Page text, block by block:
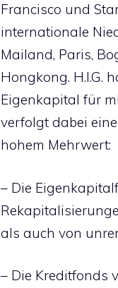
Francisco und
internationale
Mailand, Paris,
Hongkong. H.I.G.
Eigenkapital für
verfolgt dabei
hohem Mehrwert:
– Die
als auch von
– Die Kreditfonds